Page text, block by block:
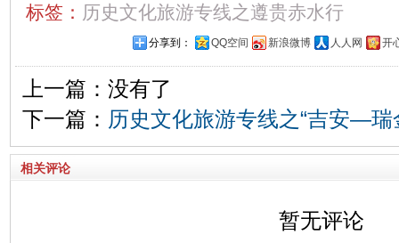
标签： 历史文化旅游专线之遵贵赤水行
分享到： QQ空间 新浪微博 人人网 开
上一篇：没有了
下一篇： 历史文化旅游专线之“吉安—瑞
相关评论
暂无评论